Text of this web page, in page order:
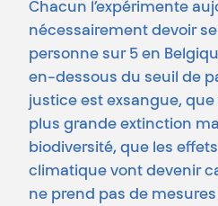
Chacun l’expérimente
nécessairement devoir se
personne sur 5 en
en-dessous du seuil de
justice est exsangue,
plus grande extinction
biodiversité, que les
climatique vont devenir
ne prend pas de